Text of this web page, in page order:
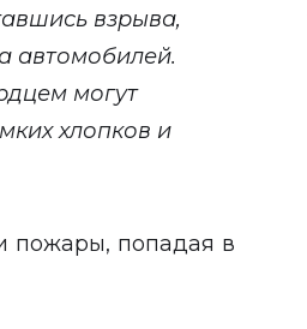
взрыва,
автомобилей.
могут
хлопков и
пожары, попадая в